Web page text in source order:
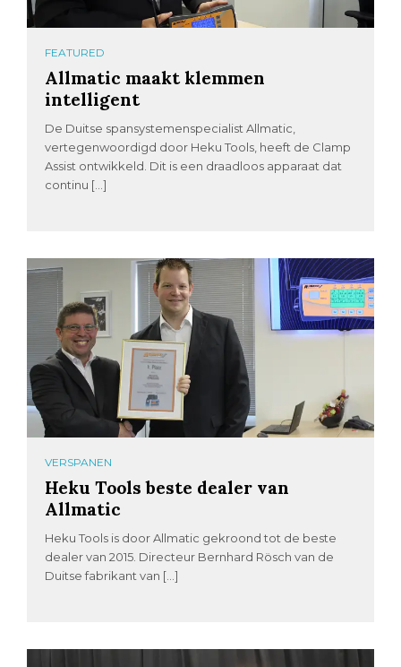
FEATURED
Allmatic maakt klemmen
intelligent
De Duitse spansystemenspecialist Allmatic,
vertegenwoordigd door Heku Tools, heeft de Clamp
Assist ontwikkeld. Dit is een draadloos apparaat dat
continu […]
VERSPANEN
Heku Tools beste dealer van
Allmatic
Heku Tools is door Allmatic gekroond tot de beste
dealer van 2015. Directeur Bernhard Rösch van de
Duitse fabrikant van […]